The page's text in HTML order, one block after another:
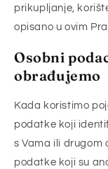
prikupljanje,
opisano u ovim
Osobni
obrađujemo
Kada koristimo
podatke koji
s Vama ili drugom
podatke koji su